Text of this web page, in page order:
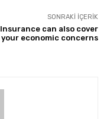
SONRAKI İÇERIK
Insurance can also cover
your economic concerns